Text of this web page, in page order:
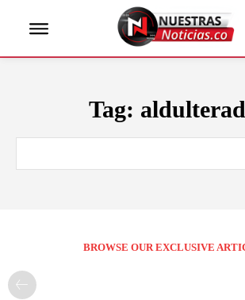
Tag:
BROWSE OUR EXCLUSIVE